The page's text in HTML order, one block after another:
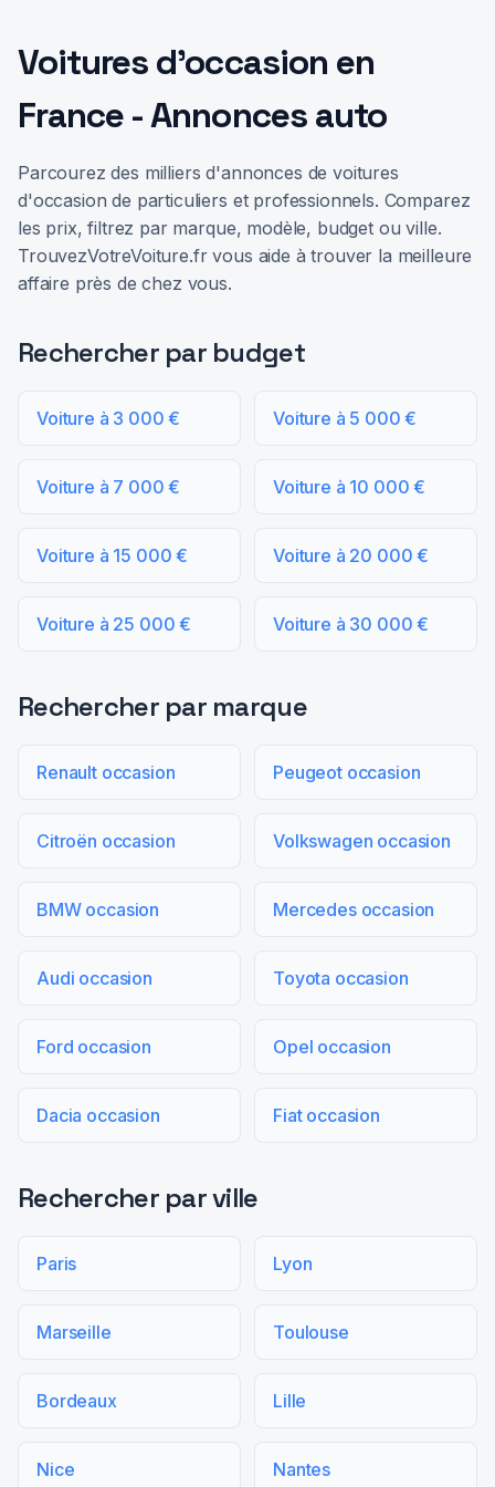
Voitures d'occasion en
France - Annonces auto
Parcourez des milliers d'annonces de voitures
d'occasion de particuliers et professionnels. Comparez
les prix, filtrez par marque, modèle, budget ou ville.
TrouvezVotreVoiture.fr vous aide à trouver la meilleure
affaire près de chez vous.
Rechercher par budget
Voiture à 3 000 € Voiture à 5 000 €
Voiture à 7 000 € Voiture à 10 000 €
Voiture à 15 000 € Voiture à 20 000 €
Voiture à 25 000 € Voiture à 30 000 €
Rechercher par marque
Renault occasion Peugeot occasion
Citroën occasion Volkswagen occasion
BMW occasion Mercedes occasion
Audi occasion Toyota occasion
Ford occasion Opel occasion
Dacia occasion Fiat occasion
Rechercher par ville
Paris Lyon
Marseille Toulouse
Bordeaux Lille
Nice Nantes